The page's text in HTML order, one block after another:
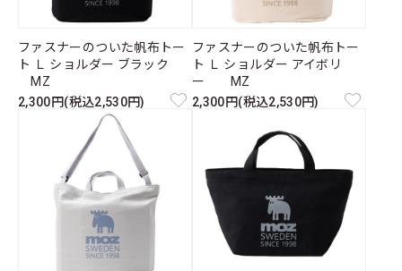
ファスナーのついた帆布トー
ト Ｌ ショルダー ブラック
MZ
2,300円(税込2,530円)
ファスナーのついた帆布トー
ト Ｌ ショルダー アイボリ
ー MZ
2,300円(税込2,530円)